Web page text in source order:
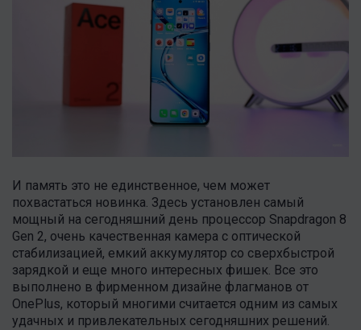
И память это не единственное, чем может
похвастаться новинка. Здесь установлен самый
мощный на сегодняшний день процессор Snapdragon 8
Gen 2, очень качественная камера с оптической
стабилизацией, емкий аккумулятор со сверхбыстрой
зарядкой и еще много интересных фишек. Все это
выполнено в фирменном дизайне флагманов от
OnePlus, который многими считается одним из самых
удачных и привлекательных сегодняшних решений.